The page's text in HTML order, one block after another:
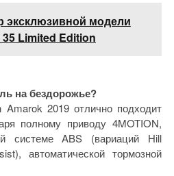
эксклюзивной модели
Limited Edition
на бездорожье?
2019 отлично подходит
полному приводу 4MOTION,
системе ABS (вариаций Hill
автоматической тормозной